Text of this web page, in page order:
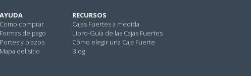
AYUDA
Como comprar
Formas de pago
Portes y plazos
Mapa del sitio
RECURSOS
Cajas Fuertes a medida
Libro-Guía de las Cajas Fuertes
Cómo elegir una Caja Fuerte
Blog